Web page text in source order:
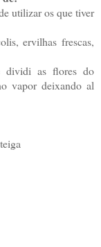
utilizar os que tiver
ervilhas frescas,
dividi as flores do
vapor deixando al